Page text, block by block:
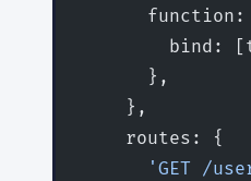
function:
bind:
      },
    },
    routes: {
'GET /